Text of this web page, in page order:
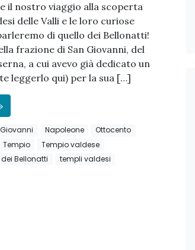
il nostro viaggio alla scoperta
delle Valli e le loro curiose
di quello dei Bellonatti!
frazione di San Giovanni, del
a cui avevo già dedicato un
leggerlo qui) per la sua […]
Napoleone
Ottocento
Tempio
Tempio valdese
Bellonatti
templi valdesi